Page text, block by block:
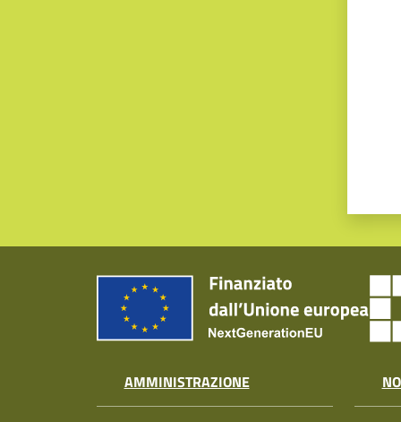
AMMINISTRAZIONE